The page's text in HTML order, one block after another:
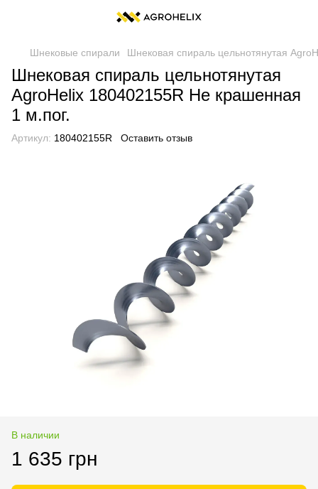
Шнековые спирали Шнековая спираль цельнотянутая
Шнековая спираль цельнотянутая
AgroHelix 180402155R Не крашенная
1 м.пог.
Артикул: 180402155R Оставить отзыв
В наличии
1 635 грн